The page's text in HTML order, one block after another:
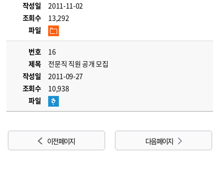
작성일
2011-11-02
조회수
13,292
파일
번호
16
제목
전문직 직원 공개 모집
작성일
2011-09-27
조회수
10,938
파일
이전 페이지 다음 페이지